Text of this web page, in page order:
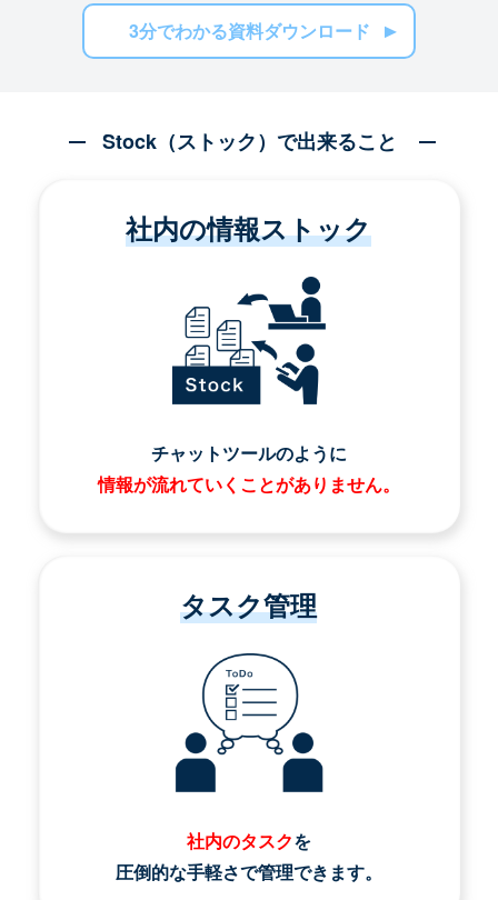
3分でわかる資料ダウンロード
Stock（ストック）で出来ること
社内の情報ストック
チャットツールのように
情報が流れていくことがありません。
タスク管理
社内のタスクを
圧倒的な手軽さで管理できます。